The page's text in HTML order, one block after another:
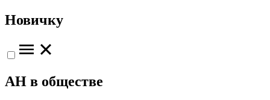
Новичку
АН в обществе